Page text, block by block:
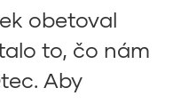
obetoval
to, čo nám
Aby